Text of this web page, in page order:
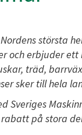
största
och erbjuder
träd,
sker till hela
Sveriges
på stora